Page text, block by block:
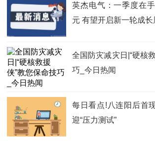
英杰电气：一季度在
元 有望开启新一轮成长
全国防灾减灾日|“硬核
巧_今日热闻
每日看点!八连阳后首
迎“压力测试”